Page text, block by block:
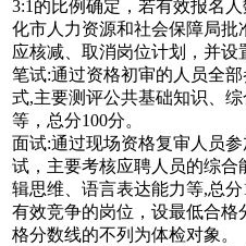
3:1的比例确定，若有效报名
化市人力资源和社会保障局
应核减、取消岗位计划，并设
笔试:通过资格初审的人员全
式,主要测评公共基础知识、
等，总分100分。
面试:通过现场资格复审人员
试，主要考核应聘人员的综
辑思维、语言表达能力等,总
有效竞争的岗位，设最低合格
格分数线的不列为体检对象。